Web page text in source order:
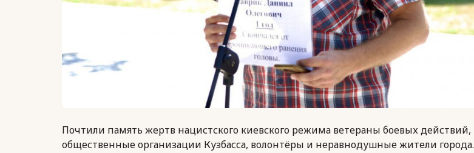
Почтили память жертв нацистского киевского режима ветераны боевых действий,
общественные организации Кузбасса, волонтёры и неравнодушные жители города.